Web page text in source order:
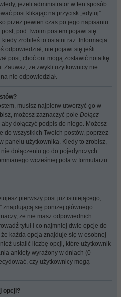
jeżeli administrator w ten sposób
post klikając na przycisk „edytuj”
przez pewien czas po jego napisaniu.
pod Twoim postem pojawi się
zrobiłeś to ostatni raz. Informacja
odpowiedział; nie pojawi się jeśli
post, choć oni mogą zostawić notatkę
Zauważ, że zwykli użytkownicy nie
nie odpowiedział.
musisz najpierw utworzyć go w
możesz zaznaczyć pole Dołącz
dołączyć podpis do niego. Możesz
do wszystkich Twoich postów, poprzez
panelu użytkownika. Kiedy to zrobisz,
dołączeniu go do pojedynczych
wcześniej pola w formularzu
pierwszy post już istniejącego,
znajdującą się poniżej głównego
że nie masz odpowiednich
tytuł i co najmniej dwie opcje do
każda opcja znajduje się w osobnej
ustalić liczbę opcji, które użytkownik
ankiety wyrażony w dniach (0
czy użytkownicy mogą
opcji?